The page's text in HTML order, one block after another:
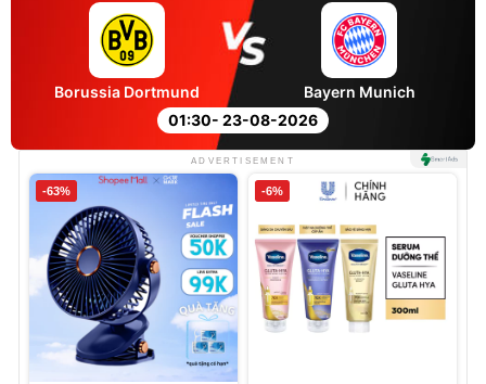
01:30- 23-08-2026
Borussia Dortmund Bayern Munich
ADVERTISEMENT
-63% -6%